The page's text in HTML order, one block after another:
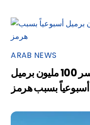
ARAB NEWS
رئيس “أرامكو”: العالم يخسر 100 مليون برميل
أسبوعياً بسبب هرمز